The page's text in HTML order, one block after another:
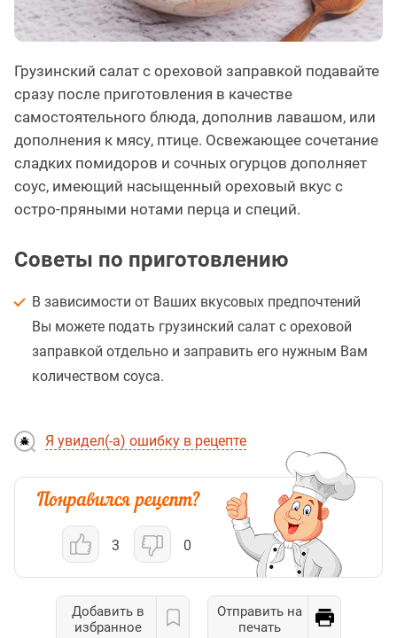
Грузинский салат с ореховой заправкой подавайте
сразу после приготовления в качестве
самостоятельного блюда, дополнив лавашом, или
дополнения к мясу, птице. Освежающее сочетание
сладких помидоров и сочных огурцов дополняет
соус, имеющий насыщенный ореховый вкус с
остро-пряными нотами перца и специй.
Советы по приготовлению
В зависимости от Ваших вкусовых предпочтений
Вы можете подать грузинский салат с ореховой
заправкой отдельно и заправить его нужным Вам
количеством соуса.
Я увидел(-а) ошибку в рецепте
3 0
Добавить в
избранное
Отправить на
печать